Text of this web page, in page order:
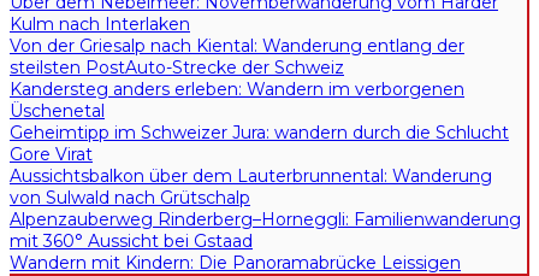
Kulm nach Interlaken
Von der Griesalp nach Kiental: Wanderung entlang der
steilsten PostAuto-Strecke der Schweiz
Kandersteg anders erleben: Wandern im verborgenen
Üschenetal
Geheimtipp im Schweizer Jura: wandern durch die Schlucht
Gore Virat
Aussichtsbalkon über dem Lauterbrunnental: Wanderung
von Sulwald nach Grütschalp
Alpenzauberweg Rinderberg–Horneggli: Familienwanderung
mit 360° Aussicht bei Gstaad
Wandern mit Kindern: Die Panoramabrücke Leissigen